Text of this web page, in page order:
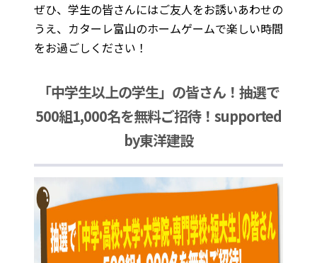
ぜひ、学生の皆さんにはご友人をお誘いあわせの
うえ、カターレ富山のホームゲームで楽しい時間
をお過ごしください！
「中学生以上の学生」の皆さん！抽選で
500組1,000名を無料ご招待！supported
by東洋建設